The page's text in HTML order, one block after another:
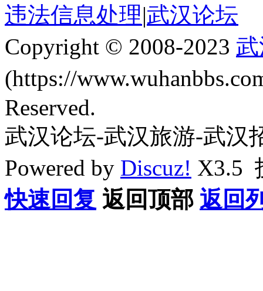
违法信息处理|武汉论坛
Copyright © 2008-2023
(https://
Reserved.
武汉论坛-武汉旅游-武汉
Powered by Discuz! X3.5
快速回复 返回顶部 返回